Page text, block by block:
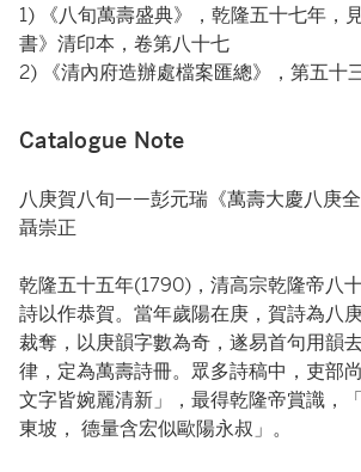
1) 《八旬萬壽盛典》，乾隆五十七年，
書》清印本，卷第八十七
2) 《清內府造辦處檔案匯總》，第五十
Catalogue Note
八庚賀八旬——彭元瑞《萬壽大慶八庚
聶崇正
乾隆五十五年(1790)，清高宗乾隆帝八
詩以作恭賀。當年歲陽在庚，賀詩為八
裁奪，以庚韻字數為奇，遂易首句用韻
律，定為萬壽詩冊。眾多詩稿中，吏部
文字皆婉麗清新」，最得乾隆帝賞識，
東坡， 德量含宏似歐陽永叔」。